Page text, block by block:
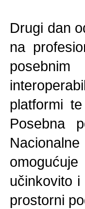
Drugi dan
na
platformi
Posebna
učinkovito
prostorni